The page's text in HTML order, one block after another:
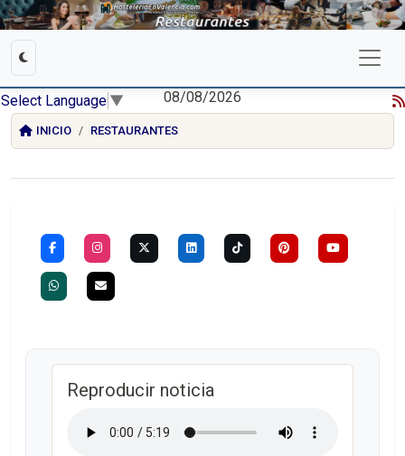
Select Language ▼ 08/08/2026
INICIO RESTAURANTES
Reproducir noticia